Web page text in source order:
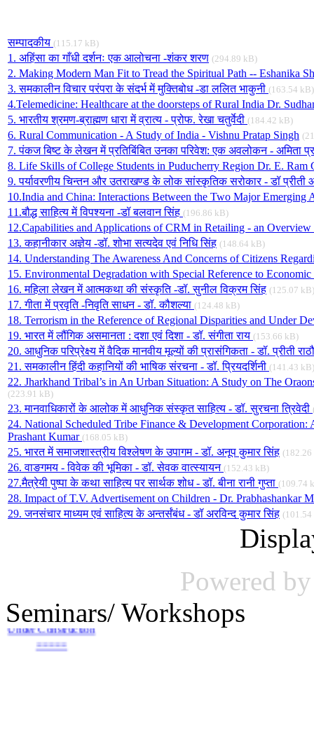
सम्पादकीय (115.17 kB)
1. अहिंसा का गाँधी दर्शनः एक आलोचना -शंकर शरण (294.89 kB)
2. Making Modern Man Fit to Tread the Spiritual Path -- Eshanika
3. समकालीन विचार परंपरा के संदर्भ में मुक्तिबोध -डा ललित भाकुनी (163.54 kB)
4.Telemedicine: Healthcare at the doorsteps of Rural India Dr.
5. भारतीय श्रमण-ब्राह्मण धारा में व्रात्य - प्रोफ. रेखा चतुर्वेदी (184.42 kB)
6. Rural Communication - A Study of India - Vishnu Pratap Singh
7. पंकज बिष्ट के लेखन में प्रतिबिंबित उनका परिवेश: एक अवलोकन - अमिता
8. Life Skills of College Students in Puducherry Region Dr. E. Ram
9. पर्यावरणीय चिन्तन और उतराखण्ड के लोक सांस्कृतिक सरोकार - डॉ प्रीती
10.India and China: Interactions Between the Two Major Emerging
11.बौद्ध साहित्य में विपश्यना -डॉ बलवान सिंह (196.86 kB)
12.Capabilities and Applications of CRM in Retailing - an
13. कहानीकार अज्ञेय -डॉ. शोभा सत्यदेव एवं निधि सिंह (148.64 kB)
14. Understanding The Awareness And Concerns of Citizens
15. Environmental Degradation with Special Reference to
16. महिला लेखन में आत्मकथा की संस्कृति -डॉ. सुनील विक्रम सिंह (125.07 kB)
17. गीता में प्रवृति -निवृति साधन - डॉ. कौशल्या (124.48 kB)
18. Terrorism in the Reference of Regional Disparities and Under
19. भारत में लौंगिक असमानता : दशा एवं दिशा - डॉ. संगीता राय (153.66 kB)
20. आधुनिक परिप्रेक्ष्य में वैदिक मानवीय मूल्यों की प्रासंगिकता - डॉ. प्रीती
21. समकालीन हिंदी कहानियों की भाषिक संरचना - डॉ. प्रियदर्शिनी (141.43 kB)
22. Jharkhand Tribal’s in An Urban Situation: A Study on The
(223.91 kB)
23. मानवाधिकारों के आलोक में आधुनिक संस्कृत साहित्य - डॉ. सुरचना त्रिवेदी
24. National Scheduled Tribe Finance & Development
Prashant Kumar (168.05 kB)
25. भारत में समाजशास्त्रीय विश्लेषण के उपागम - डॉ. अनूप कुमार सिंह
26. वाङगमय - विवेक की भूमिका - डॉ. सेवक वात्स्यायन (152.43 kB)
27.मैत्रेयी पुष्पा के कथा साहित्य पर सार्थक शोध - डॉ. बीना रानी गुप्ता (109.74
28. Impact of T.V. Advertisement on Children - Dr. Prabhashankar
29. जनसंचार माध्यम एवं साहित्य के अन्तर्संबंध - डॉ अरविन्द कुमार सिंह
Powered
Seminars/ Workshops
Under Construction
=====